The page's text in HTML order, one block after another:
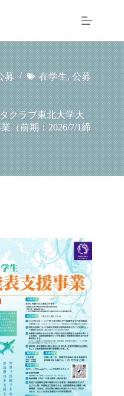
募 在学生,公募
クラブ東北大学大
（前期：2026/7/1締